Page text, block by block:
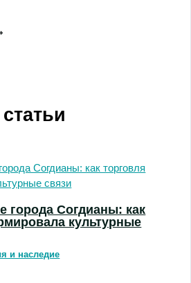
города Согдианы: как
культурные
и наследие